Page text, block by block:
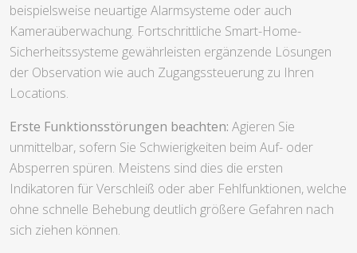
beispielsweise neuartige Alarmsysteme oder auch
Kameraüberwachung. Fortschrittliche Smart-Home-
Sicherheitssysteme gewährleisten ergänzende Lösungen
der Observation wie auch Zugangssteuerung zu Ihren
Locations.
Erste Funktionsstörungen beachten: Agieren Sie
unmittelbar, sofern Sie Schwierigkeiten beim Auf- oder
Absperren spüren. Meistens sind dies die ersten
Indikatoren für Verschleiß oder aber Fehlfunktionen, welche
ohne schnelle Behebung deutlich größere Gefahren nach
sich ziehen können.